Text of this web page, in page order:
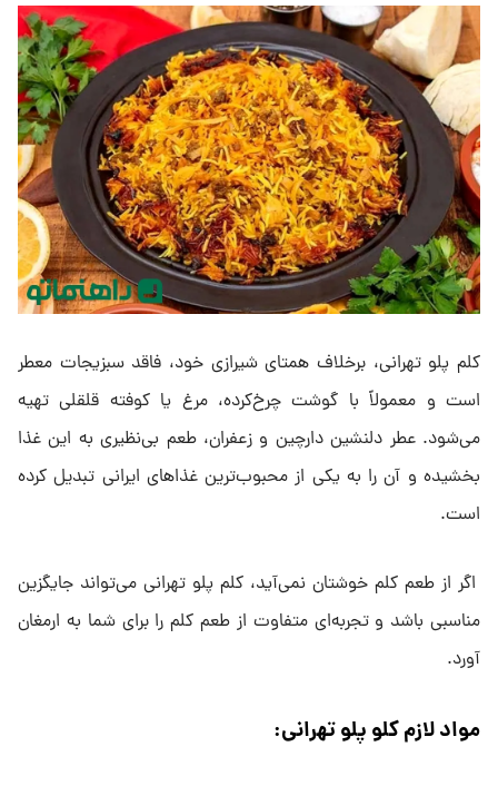
کلم پلو تهرانی، برخلاف همتای شیرازی خود، فاقد سبزیجات معطر
است و معمولاً با گوشت چرخ‌کرده، مرغ یا کوفته قلقلی تهیه
می‌شود. عطر دلنشین دارچین و زعفران، طعم بی‌نظیری به این غذا
بخشیده و آن را به یکی از محبوب‌ترین غذاهای ایرانی تبدیل کرده
است.
اگر از طعم کلم خوشتان نمی‌آید، کلم پلو تهرانی می‌تواند جایگزین
مناسبی باشد و تجربه‌ای متفاوت از طعم کلم را برای شما به ارمغان
آورد.
مواد لازم کلو پلو تهرانی: